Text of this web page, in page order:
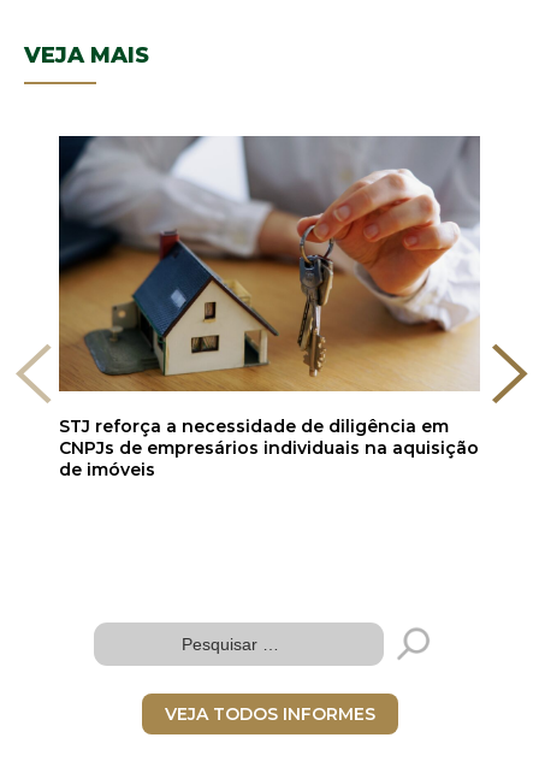
VEJA MAIS
STJ reforça a necessidade de diligência em
CNPJs de empresários individuais na aquisição
de imóveis
VEJA TODOS INFORMES